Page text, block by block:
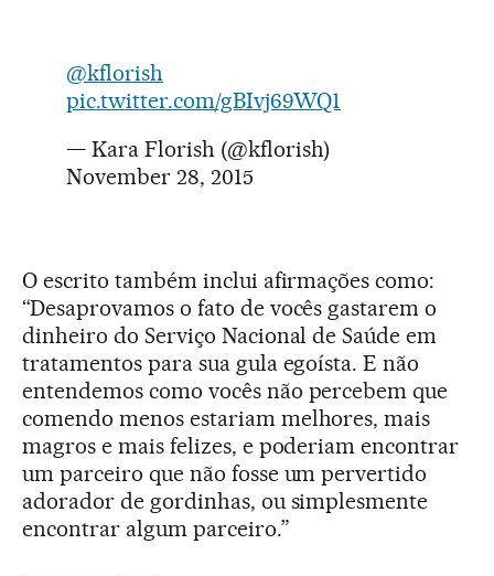
@kflorish
pic.twitter.com/gBIvj69WQ1
— Kara Florish (@kflorish)
November 28, 2015
O escrito também inclui afirmações como:
“Desaprovamos o fato de vocês gastarem o
dinheiro do Serviço Nacional de Saúde em
tratamentos para sua gula egoísta. E não
entendemos como vocês não percebem que
comendo menos estariam melhores, mais
magros e mais felizes, e poderiam encontrar
um parceiro que não fosse um pervertido
adorador de gordinhas, ou simplesmente
encontrar algum parceiro.”